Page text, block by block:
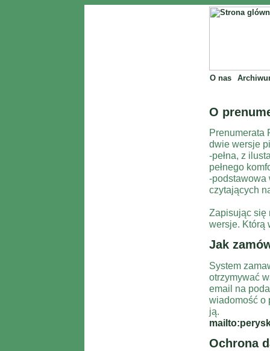
O nas
O
Prenumerata
dwie wersje
-pełna, z
pełnego
-podstawowa
czytających
Zapisując się
wersje. Którą
Jak
System
otrzymywać
email na
wiadomość o
ją.
Ochrona